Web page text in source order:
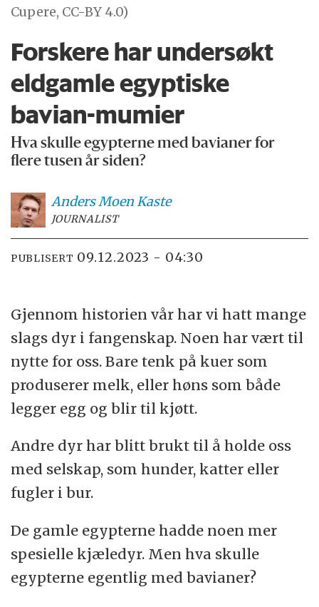
Cupere, CC-BY 4.0)
Forskere har undersøkt
eldgamle egyptiske
bavian-mumier
Hva skulle egypterne med bavianer for
flere tusen år siden?
Anders MoenKaste
JOURNALIST
PUBLISERT 09.12.2023 - 04:30
Gjennom historien vår har vi hatt mange
slags dyr i fangenskap. Noen har vært til
nytte for oss. Bare tenk på kuer som
produserer melk, eller høns som både
legger egg og blir til kjøtt.
Andre dyr har blitt brukt til å holde oss
med selskap, som hunder, katter eller
fugler i bur.
De gamle egypterne hadde noen mer
spesielle kjæledyr. Men hva skulle
egypterne egentlig med bavianer?